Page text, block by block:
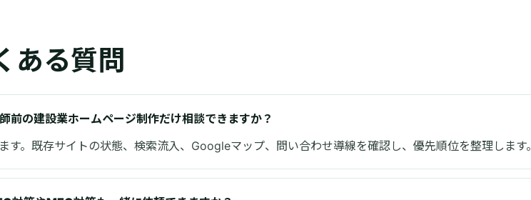
ある質問
前の建設業ホームページ制作だけ相談できますか？
す。既存サイトの状態、検索流入、Googleマップ、問い合わせ導線を確認し、優先順位を整理します。